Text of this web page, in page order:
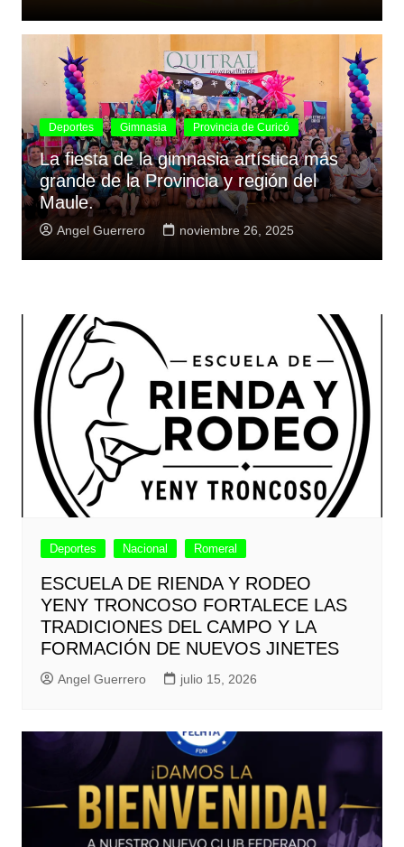
Deportes Gimnasia Provincia de Curicó
La fiesta de la gimnasia artística más
grande de la Provincia y región del
Maule.
Angel Guerrero noviembre 26, 2025
Deportes Nacional Romeral
ESCUELA DE RIENDA Y RODEO
YENY TRONCOSO FORTALECE LAS
TRADICIONES DEL CAMPO Y LA
FORMACIÓN DE NUEVOS JINETES
Angel Guerrero julio 15, 2026